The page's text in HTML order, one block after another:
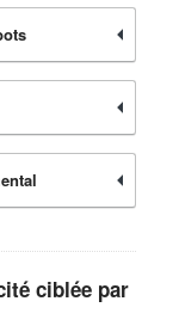
ciblée par